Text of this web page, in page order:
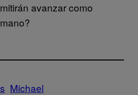
avanzar como
Michael